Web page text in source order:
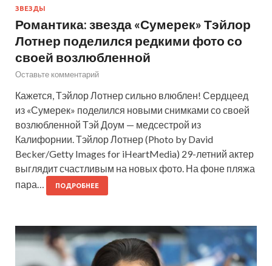
ЗВЕЗДЫ
Романтика: звезда «Сумерек» Тэйлор
Лотнер поделился редкими фото со
своей возлюбленной
Оставьте комментарий
Кажется, Тэйлор Лотнер сильно влюблен! Сердцеед
из «Сумерек» поделился новыми снимками со своей
возлюбленной Тэй Доум — медсестрой из
Калифорнии. Тэйлор Лотнер (Photo by David
Becker/Getty Images for iHeartMedia) 29-летний актер
выглядит счастливым на новых фото. На фоне пляжа
пара…
ПОДРОБНЕЕ